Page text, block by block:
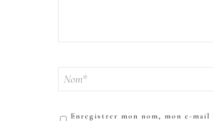
Enregistrer mon nom, mon e-